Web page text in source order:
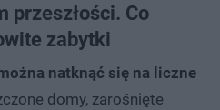
przeszłości. Co
zabytki
natknąć się na liczne
domy, zarośnięte